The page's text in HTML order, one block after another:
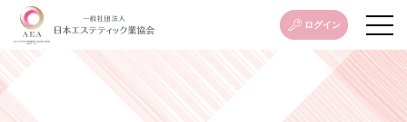
ログイン